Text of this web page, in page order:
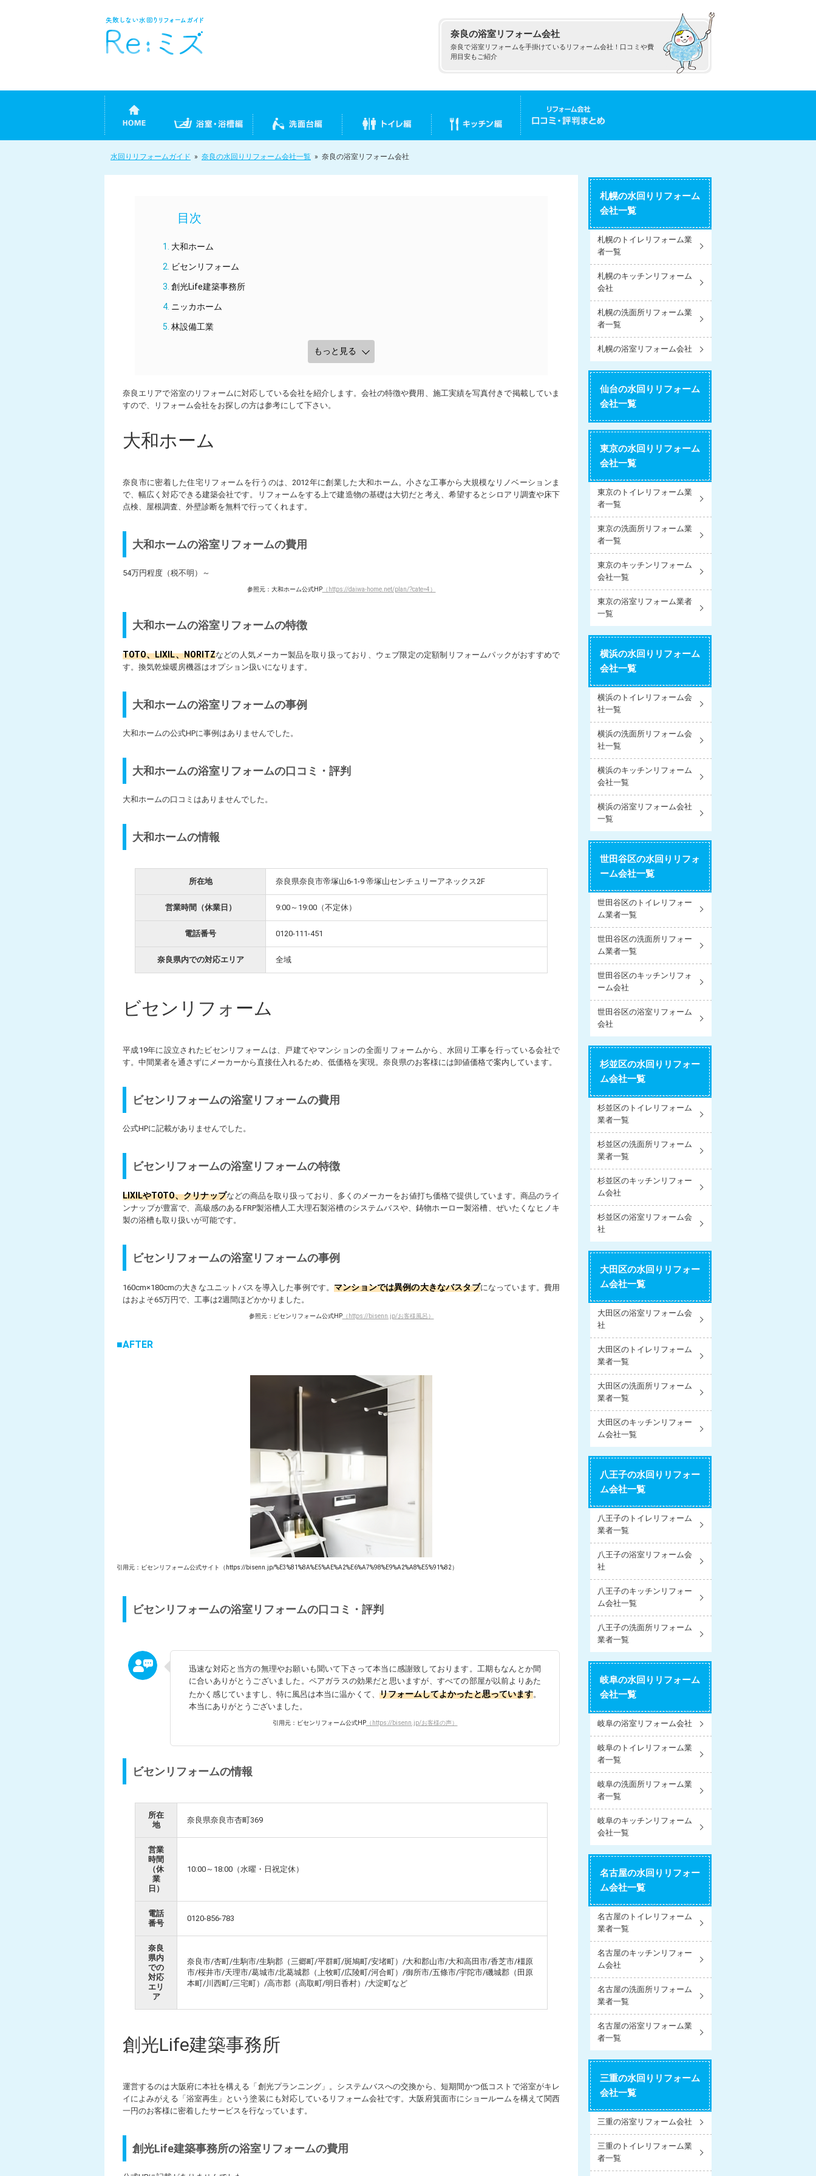
奈良の浴室リフォーム会社
奈良で浴室リフォームを手掛けているリフォーム会社！口コミや費
用目安もご紹介
水回りリフォームガイド » 奈良の水回りリフォーム会社一覧 » 奈良の浴室リフォーム会社
大和ホーム
ビセンリフォーム
創光Life建築事務所
ニッカホーム
林設備工業
もっと見る
奈良エリアで浴室のリフォームに対応している会社を紹介します。会社の特徴や費用、施工実績を写真付きで掲載していま
すので、リフォーム会社をお探しの方は参考にして下さい。
大和ホーム
奈良市に密着した住宅リフォームを行うのは、2012年に創業した大和ホーム。小さな工事から大規模なリノベーションま
で、幅広く対応できる建築会社です。リフォームをする上で建造物の基礎は大切だと考え、希望するとシロアリ調査や床下
点検、屋根調査、外壁診断を無料で行ってくれます。
大和ホームの浴室リフォームの費用
54万円程度（税不明）～
参照元：大和ホーム公式HP（https://daiwa-home.net/plan/?cate=4）
大和ホームの浴室リフォームの特徴
TOTO、LIXIL、NORITZなどの人気メーカー製品を取り扱っており、ウェブ限定の定額制リフォームパックがおすすめで
す。換気乾燥暖房機器はオプション扱いになります。
大和ホームの浴室リフォームの事例
大和ホームの公式HPに事例はありませんでした。
大和ホームの浴室リフォームの口コミ・評判
大和ホームの口コミはありませんでした。
大和ホームの情報
所在地 奈良県奈良市帝塚山6-1-9 帝塚山センチュリーアネックス2F
営業時間（休業日） 9:00～19:00（不定休）
電話番号 0120-111-451
奈良県内での対応エリア 全域
ビセンリフォーム
平成19年に設立されたビセンリフォームは、戸建てやマンションの全面リフォームから、水回り工事を行っている会社で
す。中間業者を通さずにメーカーから直接仕入れるため、低価格を実現。奈良県のお客様には卸値価格で案内しています。
ビセンリフォームの浴室リフォームの費用
公式HPに記載がありませんでした。
ビセンリフォームの浴室リフォームの特徴
LIXILやTOTO、クリナップなどの商品を取り扱っており、多くのメーカーをお値打ち価格で提供しています。商品のライ
ンナップが豊富で、高級感のあるFRP製浴槽人工大理石製浴槽のシステムバスや、鋳物ホーロー製浴槽、ぜいたくなヒノキ
製の浴槽も取り扱いが可能です。
ビセンリフォームの浴室リフォームの事例
160cm×180cmの大きなユニットバスを導入した事例です。マンションでは異例の大きなバスタブになっています。費用
はおよそ65万円で、工事は2週間ほどかかりました。
参照元：ビセンリフォーム公式HP（https://bisenn.jp/お客様風呂）
AFTER
引用元：ビセンリフォーム公式サイト（https://bisenn.jp/%E3%81%8A%E5%AE%A2%E6%A7%98%E9%A2%A8%E5%91%82）
ビセンリフォームの浴室リフォームの口コミ・評判
迅速な対応と当方の無理やお願いも聞いて下さって本当に感謝致しております。工期もなんとか間
に合いありがとうございました。ペアガラスの効果だと思いますが、すべての部屋が以前よりあた
たかく感じていますし、特に風呂は本当に温かくて、 リフォームしてよかったと思っています。
本当にありがとうございました。
引用元：ビセンリフォーム公式HP（https://bisenn.jp/お客様の声）
ビセンリフォームの情報
所在
地
奈良県奈良市杏町369
営業
時間
（休
業
日）
10:00～18:00（水曜・日祝定休）
電話
番号
0120-856-783
奈良
県内
での
対応
エリ
ア
奈良市/杏町/生駒市/生駒郡（三郷町/平群町/斑鳩町/安堵町）/大和郡山市/大和高田市/香芝市/橿原
市/桜井市/天理市/葛城市/北葛城郡（上牧町/広陵町/河合町）/御所市/五條市/宇陀市/磯城郡（田原
本町/川西町/三宅町）/高市郡（高取町/明日香村）/大淀町など
創光Life建築事務所
運営するのは大阪府に本社を構える「創光プランニング」。システムバスへの交換から、短期間かつ低コストで浴室がキレ
イによみがえる「浴室再生」という塗装にも対応しているリフォーム会社です。大阪府箕面市にショールームを構えて関西
一円のお客様に密着したサービスを行なっています。
創光Life建築事務所の浴室リフォームの費用
札幌の水回りリフォーム
会社一覧
札幌のトイレリフォーム業
者一覧
札幌のキッチンリフォーム
会社
札幌の洗面所リフォーム業
者一覧
札幌の浴室リフォーム会社
仙台の水回りリフォーム
会社一覧
東京の水回りリフォーム
会社一覧
東京のトイレリフォーム業
者一覧
東京の洗面所リフォーム業
者一覧
東京のキッチンリフォーム
会社一覧
東京の浴室リフォーム業者
一覧
横浜の水回りリフォーム
会社一覧
横浜のトイレリフォーム会
社一覧
横浜の洗面所リフォーム会
社一覧
横浜のキッチンリフォーム
会社一覧
横浜の浴室リフォーム会社
一覧
世田谷区の水回りリフォ
ーム会社一覧
世田谷区のトイレリフォー
ム業者一覧
世田谷区の洗面所リフォー
ム業者一覧
世田谷区のキッチンリフォ
ーム会社
世田谷区の浴室リフォーム
会社
杉並区の水回りリフォー
ム会社一覧
杉並区のトイレリフォーム
業者一覧
杉並区の洗面所リフォーム
業者一覧
杉並区のキッチンリフォー
ム会社
杉並区の浴室リフォーム会
社
大田区の水回りリフォー
ム会社一覧
大田区の浴室リフォーム会
社
大田区のトイレリフォーム
業者一覧
大田区の洗面所リフォーム
業者一覧
大田区のキッチンリフォー
ム会社一覧
八王子の水回りリフォー
ム会社一覧
八王子のトイレリフォーム
業者一覧
八王子の浴室リフォーム会
社
八王子のキッチンリフォー
ム会社一覧
八王子の洗面所リフォーム
業者一覧
岐阜の水回りリフォーム
会社一覧
岐阜の浴室リフォーム会社
岐阜のトイレリフォーム業
者一覧
岐阜の洗面所リフォーム業
者一覧
岐阜のキッチンリフォーム
会社一覧
名古屋の水回りリフォー
ム会社一覧
名古屋のトイレリフォーム
業者一覧
名古屋のキッチンリフォー
ム会社
名古屋の洗面所リフォーム
業者一覧
名古屋の浴室リフォーム業
者一覧
三重の水回りリフォーム
会社一覧
三重の浴室リフォーム会社
三重のトイレリフォーム業
者一覧